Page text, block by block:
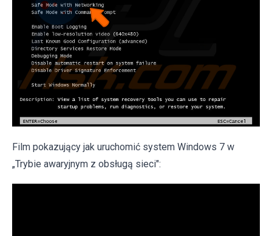
Film pokazujący jak uruchomić system Windows 7 w
„Trybie awaryjnym z obsługą sieci":